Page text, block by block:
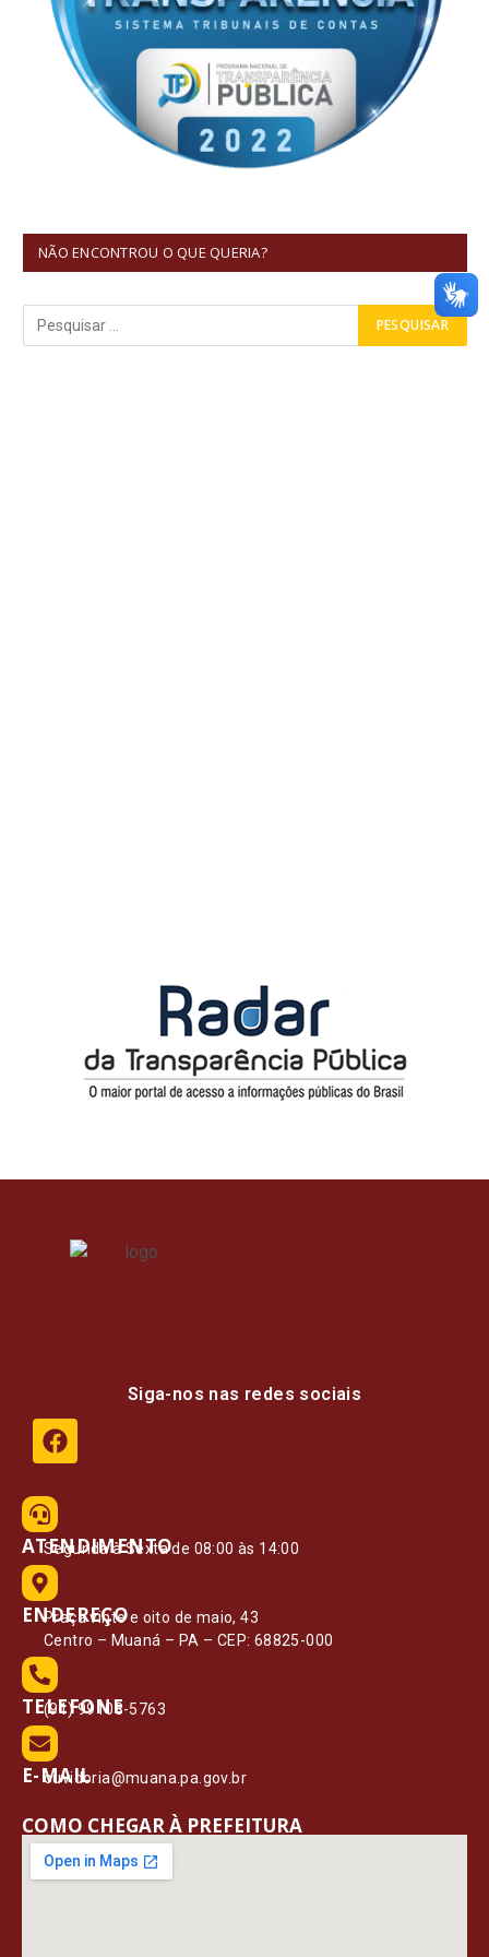
NÃO ENCONTROU O QUE QUERIA?
Siga-nos nas redes sociais
ATENDIMENTO
Segunda à Sexta de 08:00 às 14:00
ENDEREÇO
Praça vinte e oito de maio, 43
Centro – Muaná – PA – CEP: 68825-000
TELEFONE
(91) 99108-5763
E-MAIL
ouvidoria@muana.pa.gov.br
COMO CHEGAR À PREFEITURA